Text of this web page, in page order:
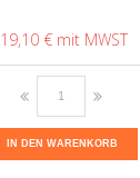
19,10 €
IN DEN WARENKORB